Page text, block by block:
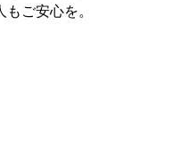
ご安心を。